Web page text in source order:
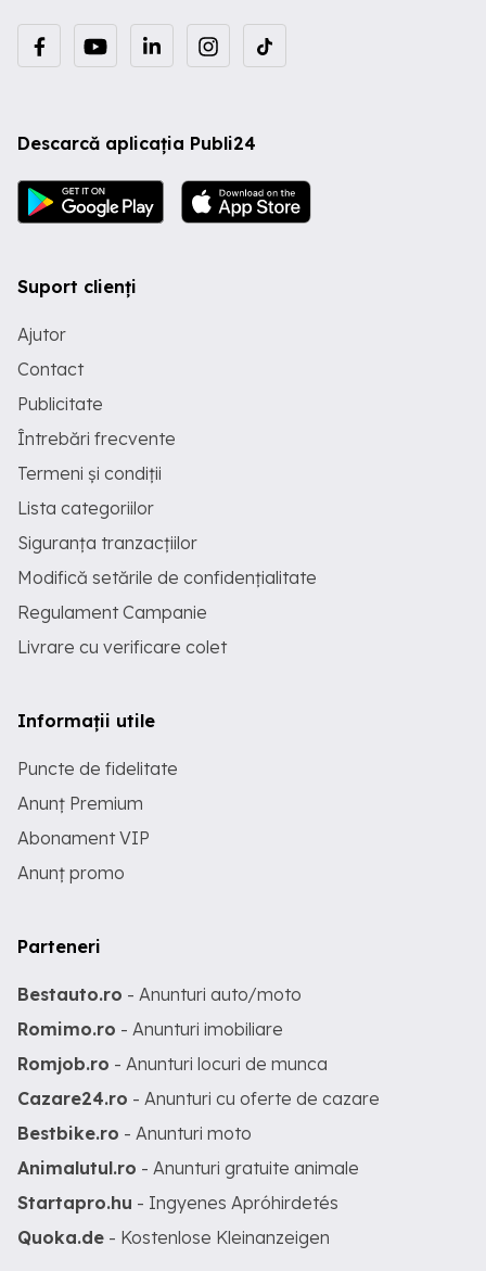
Descarcă aplicația Publi24
Suport clienți
Ajutor
Contact
Publicitate
Întrebări frecvente
Termeni și condiții
Lista categoriilor
Siguranța tranzacțiilor
Modifică setările de confidențialitate
Regulament Campanie
Livrare cu verificare colet
Informații utile
Puncte de fidelitate
Anunț Premium
Abonament VIP
Anunț promo
Parteneri
Bestauto.ro - Anunturi auto/moto
Romimo.ro - Anunturi imobiliare
Romjob.ro - Anunturi locuri de munca
Cazare24.ro - Anunturi cu oferte de cazare
Bestbike.ro - Anunturi moto
Animalutul.ro - Anunturi gratuite animale
Startapro.hu - Ingyenes Apróhirdetés
Quoka.de - Kostenlose Kleinanzeigen